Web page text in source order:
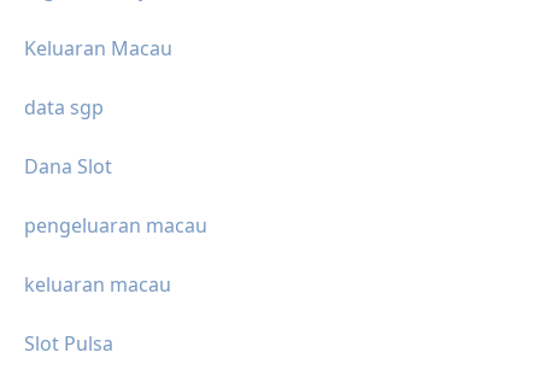
Keluaran Macau
data sgp
Dana Slot
pengeluaran macau
keluaran macau
Slot Pulsa